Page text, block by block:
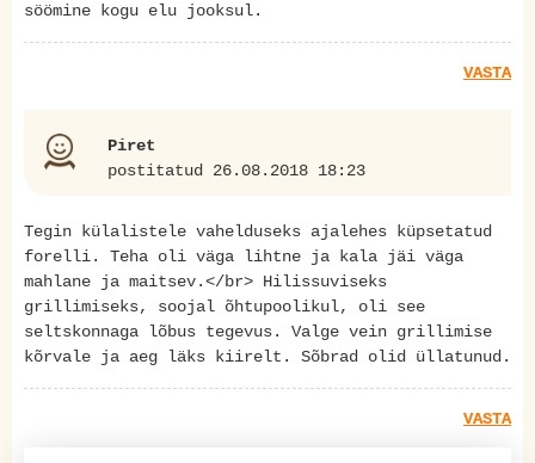
söömine kogu elu jooksul.
VASTA
Piret
postitatud 26.08.2018 18:23
Tegin külalistele vahelduseks ajalehes küpsetatud
forelli. Teha oli väga lihtne ja kala jäi väga
mahlane ja maitsev.</br> Hilissuviseks
grillimiseks, soojal õhtupoolikul, oli see
seltskonnaga lõbus tegevus. Valge vein grillimise
kõrvale ja aeg läks kiirelt. Sõbrad olid üllatunud.
VASTA